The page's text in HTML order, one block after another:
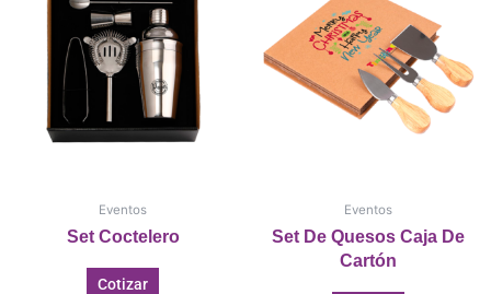
Eventos
Set Coctelero
Cotizar
Eventos
Set De Quesos Caja De
Cartón